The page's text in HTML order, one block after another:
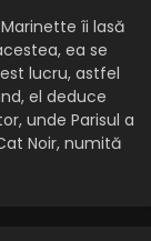
– Sezonul 3
2.0
2025
îi lasă
ea se
lucru, astfel
el deduce
unde Parisul a
Noir, numită